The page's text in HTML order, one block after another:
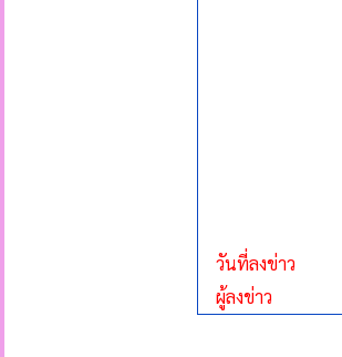
วันที่ลงข่าว
ผู้ลงข่าว